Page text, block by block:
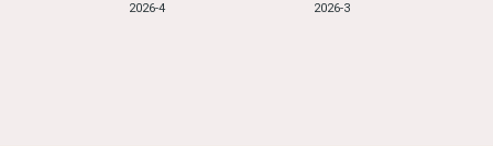
2026-4 2026-3